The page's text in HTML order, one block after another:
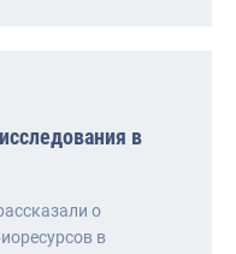
в
о
в